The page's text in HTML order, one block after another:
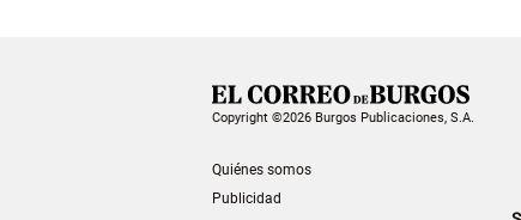
Copyright ©2026 Burgos Publicaciones, S.A.
Quiénes somos
Publicidad